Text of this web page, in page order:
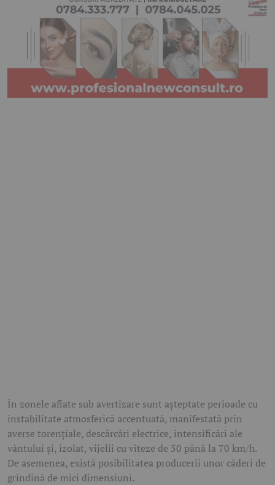
În zonele aflate sub avertizare sunt așteptate perioade cu
instabilitate atmosferică accentuată, manifestată prin
averse torențiale, descărcări electrice, intensificări ale
vântului și, izolat, vijelii cu viteze de 50 până la 70 km/h.
De asemenea, există posibilitatea producerii unor căderi de
grindină de mici dimensiuni.